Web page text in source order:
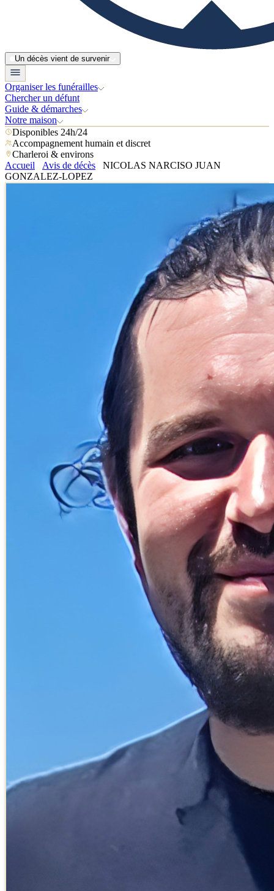
Un décès vient de survenir
Organiser les funérailles
Chercher un défunt
Guide & démarches
Notre maison
Disponibles 24h/24
Accompagnement humain et discret
Charleroi & environs
Accueil
Avis de décès
NICOLAS NARCISO JUAN
GONZALEZ-LOPEZ